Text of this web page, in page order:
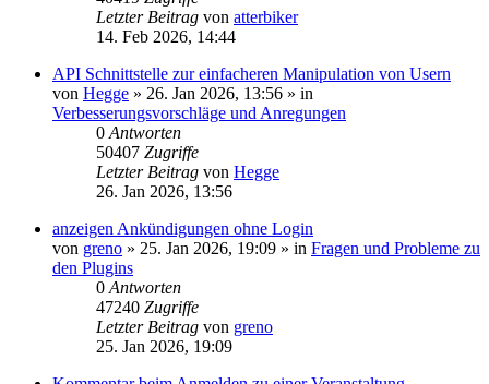
Letzter Beitrag von atterbiker
14. Feb 2026, 14:44
API Schnittstelle zur einfacheren Manipulation von Usern
von Hegge » 26. Jan 2026, 13:56 » in
Verbesserungsvorschläge und Anregungen
0 Antworten
50407 Zugriffe
Letzter Beitrag von Hegge
26. Jan 2026, 13:56
anzeigen Ankündigungen ohne Login
von greno » 25. Jan 2026, 19:09 » in Fragen und Probleme zu
den Plugins
0 Antworten
47240 Zugriffe
Letzter Beitrag von greno
25. Jan 2026, 19:09